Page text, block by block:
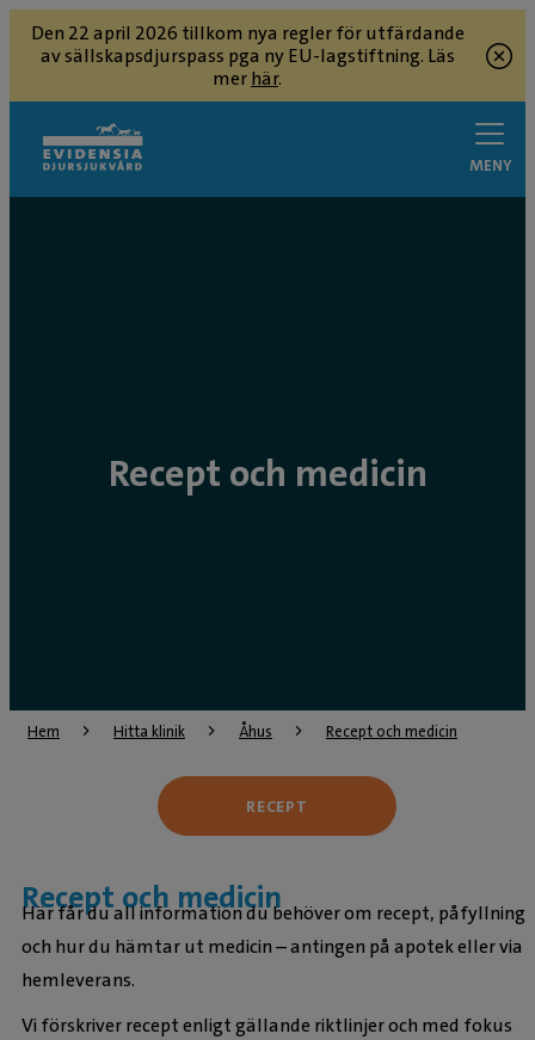
Den 22 april 2026 tillkom nya regler för utfärdande
av sällskapsdjurspass pga ny EU-lagstiftning. Läs
merhär.
MENY
Recept och medicin
Hem Hitta klinik Åhus Recept och medicin
Recept och medicin
Här får du all information du behöver om recept, påfyllning
och hur du hämtar ut medicin – antingen på apotek eller via
hemleverans.
Vi förskriver recept enligt gällande riktlinjer och med fokus
RECEPT